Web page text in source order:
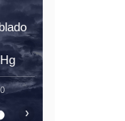
09:00
›